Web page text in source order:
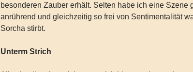
besonderen Zauber erhält. Selten habe ich eine Szene
anrührend und gleichzeitig so frei von Sentimentalität
Sorcha stirbt.
Unterm Strich